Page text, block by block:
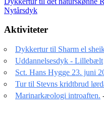
Indlægsnavigation
Nytårsdyk
Aktiviteter
Dykkertur til Sharm el
Uddannelsesdyk - Lillebælt
Sct. Hans Hygge 23. juni
Tur til Stevns kridtbrud
Marinarkæologi introaften.